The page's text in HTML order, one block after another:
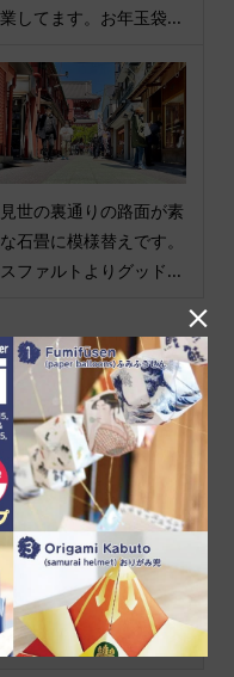
してます。お年玉袋...
世の裏通りの路面が素
石畳に模様替えです。
ファルトよりグッド...
